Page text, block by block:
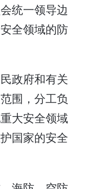
统一领导边
全领域的防
政府和有关
围，分工负
大安全领域
国家的安全